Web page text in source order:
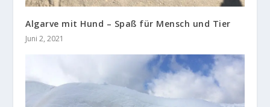
Algarve mit Hund – Spaß für Mensch und Tier
Juni 2, 2021